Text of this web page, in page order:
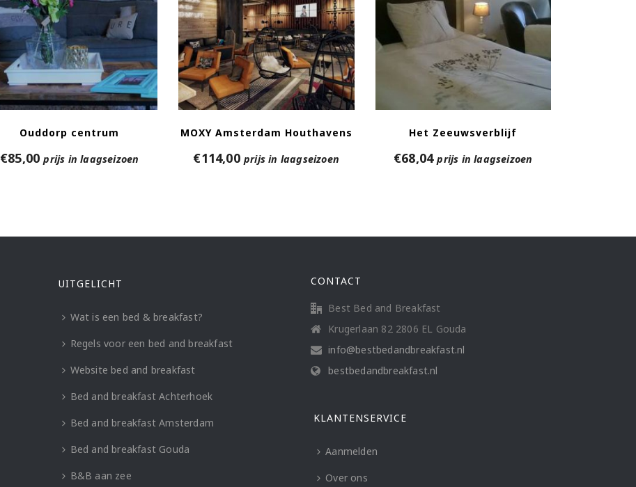
Ouddorp centrum
€85,00 prijs in laagseizoen
MOXY Amsterdam Houthavens
€114,00 prijs in laagseizoen
Het Zeeuwsverblijf
€68,04 prijs in laagseizoen
UITGELICHT
Wat is een bed & breakfast?
Regels voor een bed and breakfast
Website bed and breakfast
Bed and breakfast Achterhoek
Bed and breakfast Amsterdam
Bed and breakfast Gouda
B&B aan zee
CONTACT
Best Bed and Breakfast
Krugerlaan 82 2806 EL Gouda
info@bestbedandbreakfast.nl
bestbedandbreakfast.nl
KLANTENSERVICE
Aanmelden
Over ons